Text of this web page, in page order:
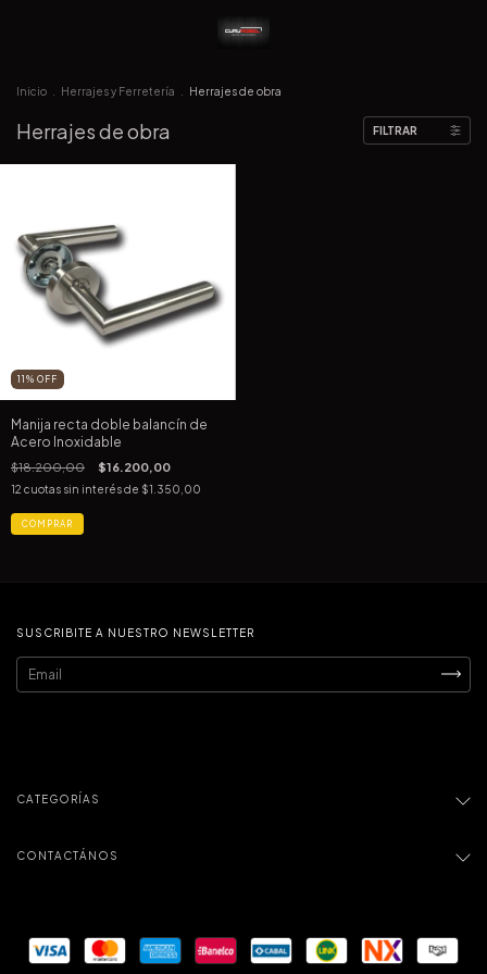
Inicio Herrajes y Ferretería Herrajes de obra
Herrajes de obra FILTRAR
11 % OFF
Manija recta doble balancín de
Acero Inoxidable
$18.200,00 $16.200,00
12 cuotas sin interés de $1.350,00
SUSCRIBITE A NUESTRO NEWSLETTER
CATEGORÍAS
CONTACTÁNOS